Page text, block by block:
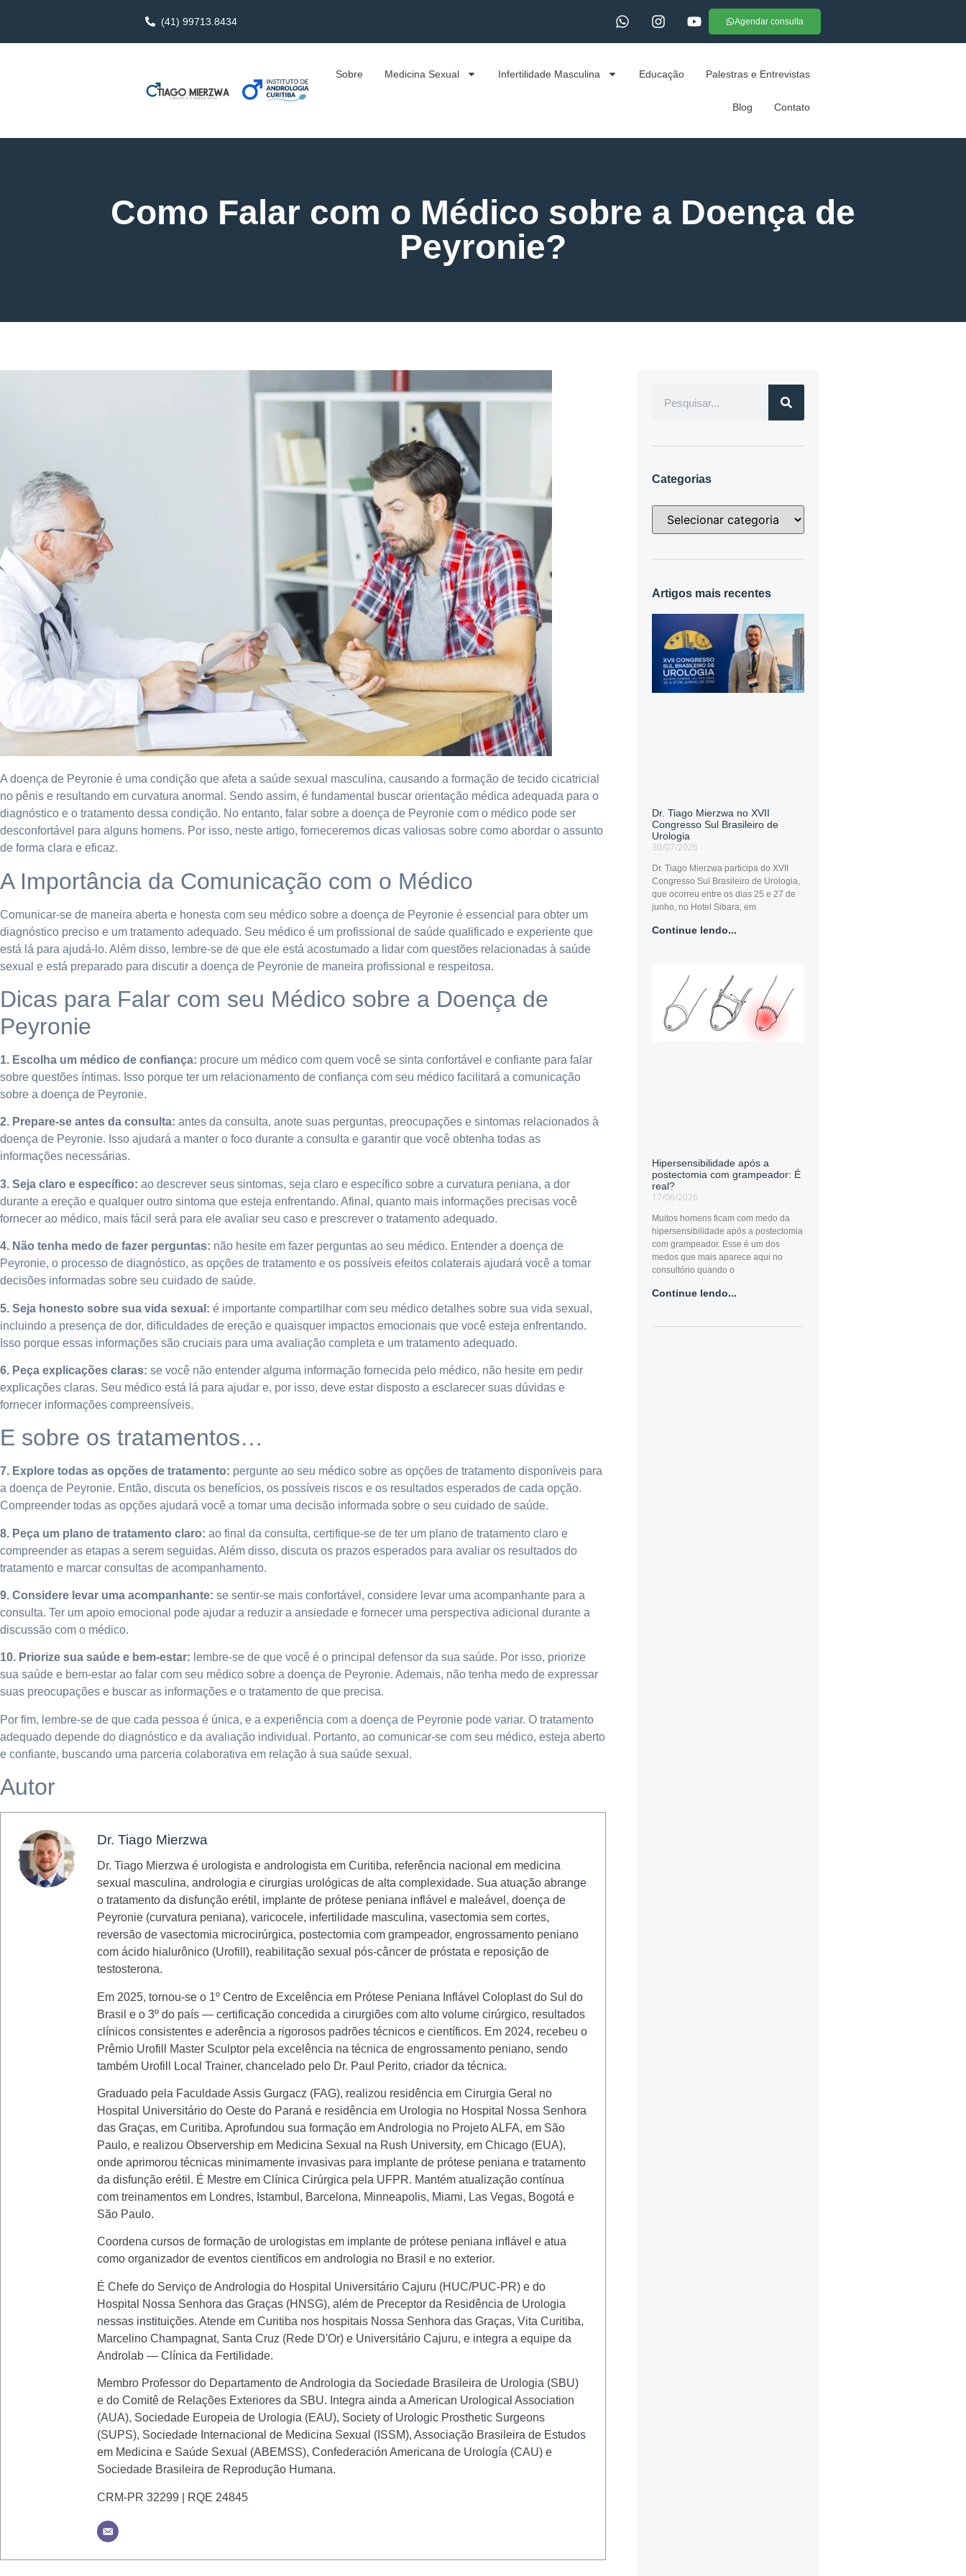
(41) 99713.8434 Agendar consulta
Sobre Medicina Sexual Infertilidade Masculina Educação Palestras e Entrevistas
Blog Contato
Como Falar com o Médico sobre a Doença de
Peyronie?
A doença de Peyronie é uma condição que afeta a saúde sexual masculina, causando a formação de tecido cicatricial
no pênis e resultando em curvatura anormal. Sendo assim, é fundamental buscar orientação médica adequada para o
diagnóstico e o tratamento dessa condição. No entanto, falar sobre a doença de Peyronie com o médico pode ser
desconfortável para alguns homens. Por isso, neste artigo, forneceremos dicas valiosas sobre como abordar o assunto
de forma clara e eficaz.
A Importância da Comunicação com o Médico
Comunicar-se de maneira aberta e honesta com seu médico sobre a doença de Peyronie é essencial para obter um
diagnóstico preciso e um tratamento adequado. Seu médico é um profissional de saúde qualificado e experiente que
está lá para ajudá-lo. Além disso, lembre-se de que ele está acostumado a lidar com questões relacionadas à saúde
sexual e está preparado para discutir a doença de Peyronie de maneira profissional e respeitosa.
Dicas para Falar com seu Médico sobre a Doença de
Peyronie
1. Escolha um médico de confiança: procure um médico com quem você se sinta confortável e confiante para falar
sobre questões íntimas. Isso porque ter um relacionamento de confiança com seu médico facilitará a comunicação
sobre a doença de Peyronie.
2. Prepare-se antes da consulta: antes da consulta, anote suas perguntas, preocupações e sintomas relacionados à
doença de Peyronie. Isso ajudará a manter o foco durante a consulta e garantir que você obtenha todas as
informações necessárias.
3. Seja claro e específico: ao descrever seus sintomas, seja claro e específico sobre a curvatura peniana, a dor
durante a ereção e qualquer outro sintoma que esteja enfrentando. Afinal, quanto mais informações precisas você
fornecer ao médico, mais fácil será para ele avaliar seu caso e prescrever o tratamento adequado.
4. Não tenha medo de fazer perguntas: não hesite em fazer perguntas ao seu médico. Entender a doença de
Peyronie, o processo de diagnóstico, as opções de tratamento e os possíveis efeitos colaterais ajudará você a tomar
decisões informadas sobre seu cuidado de saúde.
5. Seja honesto sobre sua vida sexual: é importante compartilhar com seu médico detalhes sobre sua vida sexual,
incluindo a presença de dor, dificuldades de ereção e quaisquer impactos emocionais que você esteja enfrentando.
Isso porque essas informações são cruciais para uma avaliação completa e um tratamento adequado.
6. Peça explicações claras: se você não entender alguma informação fornecida pelo médico, não hesite em pedir
explicações claras. Seu médico está lá para ajudar e, por isso, deve estar disposto a esclarecer suas dúvidas e
fornecer informações compreensíveis.
E sobre os tratamentos…
7. Explore todas as opções de tratamento: pergunte ao seu médico sobre as opções de tratamento disponíveis para
a doença de Peyronie. Então, discuta os benefícios, os possíveis riscos e os resultados esperados de cada opção.
Compreender todas as opções ajudará você a tomar uma decisão informada sobre o seu cuidado de saúde.
8. Peça um plano de tratamento claro: ao final da consulta, certifique-se de ter um plano de tratamento claro e
compreender as etapas a serem seguidas. Além disso, discuta os prazos esperados para avaliar os resultados do
tratamento e marcar consultas de acompanhamento.
9. Considere levar uma acompanhante: se sentir-se mais confortável, considere levar uma acompanhante para a
consulta. Ter um apoio emocional pode ajudar a reduzir a ansiedade e fornecer uma perspectiva adicional durante a
discussão com o médico.
10. Priorize sua saúde e bem-estar: lembre-se de que você é o principal defensor da sua saúde. Por isso, priorize
sua saúde e bem-estar ao falar com seu médico sobre a doença de Peyronie. Ademais, não tenha medo de expressar
suas preocupações e buscar as informações e o tratamento de que precisa.
Por fim, lembre-se de que cada pessoa é única, e a experiência com a doença de Peyronie pode variar. O tratamento
adequado depende do diagnóstico e da avaliação individual. Portanto, ao comunicar-se com seu médico, esteja aberto
e confiante, buscando uma parceria colaborativa em relação à sua saúde sexual.
Autor
Dr. Tiago Mierzwa
Dr. Tiago Mierzwa é urologista e andrologista em Curitiba, referência nacional em medicina
sexual masculina, andrologia e cirurgias urológicas de alta complexidade. Sua atuação abrange
o tratamento da disfunção erétil, implante de prótese peniana inflável e maleável, doença de
Peyronie (curvatura peniana), varicocele, infertilidade masculina, vasectomia sem cortes,
reversão de vasectomia microcirúrgica, postectomia com grampeador, engrossamento peniano
com ácido hialurônico (Urofill), reabilitação sexual pós-câncer de próstata e reposição de
testosterona.
Em 2025, tornou-se o 1º Centro de Excelência em Prótese Peniana Inflável Coloplast do Sul do
Brasil e o 3º do país — certificação concedida a cirurgiões com alto volume cirúrgico, resultados
clínicos consistentes e aderência a rigorosos padrões técnicos e científicos. Em 2024, recebeu o
Prêmio Urofill Master Sculptor pela excelência na técnica de engrossamento peniano, sendo
também Urofill Local Trainer, chancelado pelo Dr. Paul Perito, criador da técnica.
Graduado pela Faculdade Assis Gurgacz (FAG), realizou residência em Cirurgia Geral no
Hospital Universitário do Oeste do Paraná e residência em Urologia no Hospital Nossa Senhora
das Graças, em Curitiba. Aprofundou sua formação em Andrologia no Projeto ALFA, em São
Paulo, e realizou Observership em Medicina Sexual na Rush University, em Chicago (EUA),
onde aprimorou técnicas minimamente invasivas para implante de prótese peniana e tratamento
da disfunção erétil. É Mestre em Clínica Cirúrgica pela UFPR. Mantém atualização contínua
com treinamentos em Londres, Istambul, Barcelona, Minneapolis, Miami, Las Vegas, Bogotá e
São Paulo.
Coordena cursos de formação de urologistas em implante de prótese peniana inflável e atua
como organizador de eventos científicos em andrologia no Brasil e no exterior.
É Chefe do Serviço de Andrologia do Hospital Universitário Cajuru (HUC/PUC-PR) e do
Hospital Nossa Senhora das Graças (HNSG), além de Preceptor da Residência de Urologia
nessas instituições. Atende em Curitiba nos hospitais Nossa Senhora das Graças, Vita Curitiba,
Marcelino Champagnat, Santa Cruz (Rede D'Or) e Universitário Cajuru, e integra a equipe da
Androlab — Clínica da Fertilidade.
Membro Professor do Departamento de Andrologia da Sociedade Brasileira de Urologia (SBU)
e do Comitê de Relações Exteriores da SBU. Integra ainda a American Urological Association
(AUA), Sociedade Europeia de Urologia (EAU), Society of Urologic Prosthetic Surgeons
(SUPS), Sociedade Internacional de Medicina Sexual (ISSM), Associação Brasileira de Estudos
em Medicina e Saúde Sexual (ABEMSS), Confederación Americana de Urología (CAU) e
Sociedade Brasileira de Reprodução Humana.
CRM-PR 32299 | RQE 24845
Categorias
Artigos mais recentes
Dr. Tiago Mierzwa no XVII
Congresso Sul Brasileiro de
Urologia
30/07/2026
Dr. Tiago Mierzwa participa do XVII
Congresso Sul Brasileiro de Urologia,
que ocorreu entre os dias 25 e 27 de
junho, no Hotel Sibara, em
Continue lendo...
Hipersensibilidade após a
postectomia com grampeador: É
real?
17/06/2026
Muitos homens ficam com medo da
hipersensibilidade após a postectomia
com grampeador. Esse é um dos
medos que mais aparece aqui no
consultório quando o
Continue lendo...